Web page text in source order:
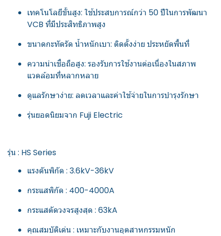
เทคโนโลยีขั้นสูง: ใช้ประสบการณ์กว่า 50 ปีในการพัฒนา
VCB ที่มีประสิทธิภาพสูง
ขนาดกะทัดรัด น้ำหนักเบา: ติดตั้งง่าย ประหยัดพื้นที่
ความน่าเชื่อถือสูง: รองรับการใช้งานต่อเนื่องในสภาพ
แวดล้อมที่หลากหลาย
ดูแลรักษาง่าย: ลดเวลาและค่าใช้จ่ายในการบำรุงรักษา
รุ่นยอดนิยมจาก Fuji Electric
รุ่น : HS Series
แรงดันพิกัด : 3.6kV-36kV
กระแสพิกัด : 400-4000A
กระแสตัดวงจรสูงสุด : 63kA
คุณสมบัติเด่น : เหมาะกับงานอุตสาหกรรมหนัก